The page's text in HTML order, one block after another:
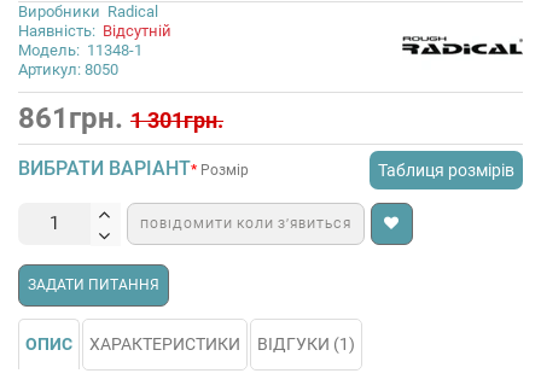
Виробники Radical
Наявність: Відсутній
Модель: 11348-1
Артикул: 8050
861грн. 1 301грн.
ВИБРАТИ ВАРІАНТ Таблиця розмірів
Розмір
ПОВІДОМИТИ КОЛИ З’ЯВИТЬСЯ
ЗАДАТИ ПИТАННЯ
ОПИС ХАРАКТЕРИСТИКИ ВІДГУКИ (1)